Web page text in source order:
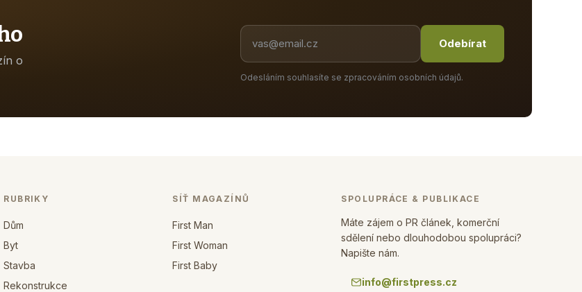
o
Odebírat
Odesláním souhlasíte se zpracováním osobních údajů.
RUBRIKY
Dům
Byt
Stavba
Rekonstrukce
SÍŤ MAGAZÍNŮ
First Man
First Woman
First Baby
SPOLUPRÁCE & PUBLIKACE
Máte zájem o PR článek, komerční
sdělení nebo dlouhodobou spolupráci?
Napište nám.
info@firstpress.cz